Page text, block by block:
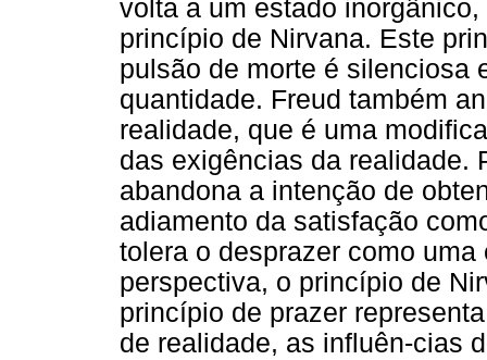
volta a um estado
princípio de Nirvana. Este
pulsão de morte é silenciosa
quantidade. Freud também
realidade, que é uma
das exigências da realidade.
abandona a intenção de
adiamento da satisfação
tolera o desprazer como
perspectiva, o princípio de
princípio de prazer
de realidade, as influên-cias